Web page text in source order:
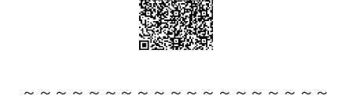
～～～～～～～～～～～～～～～～～～～